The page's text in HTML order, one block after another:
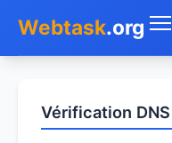
Webtask.org
Whois
Vérification